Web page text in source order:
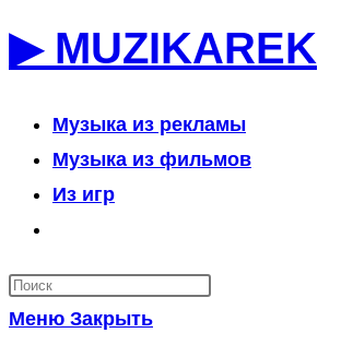
к▶ MUZIKAREK
Музыка из рекламы
Музыка из фильмов
Из игр
по
веб-
Меню Закрыть